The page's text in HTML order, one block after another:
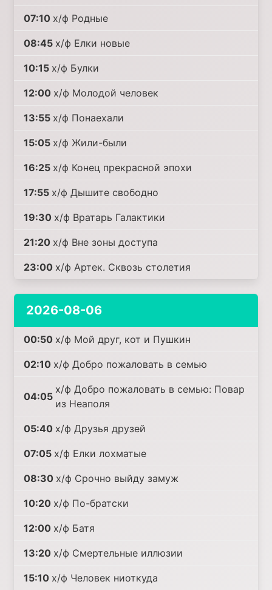
07:10 х/ф Родные
08:45 х/ф Елки новые
10:15 х/ф Булки
12:00 х/ф Молодой человек
13:55 х/ф Понаехали
15:05 х/ф Жили-были
16:25 х/ф Конец прекрасной эпохи
17:55 х/ф Дышите свободно
19:30 х/ф Вратарь Галактики
21:20 х/ф Вне зоны доступа
23:00 х/ф Артек. Сквозь столетия
2026-08-06
00:50 х/ф Мой друг, кот и Пушкин
02:10 х/ф Добро пожаловать в семью
04:05
х/ф Добро пожаловать в семью: Повар
из Неаполя
05:40 х/ф Друзья друзей
07:05 х/ф Елки лохматые
08:30 х/ф Срочно выйду замуж
10:20 х/ф По-братски
12:00 х/ф Батя
13:20 х/ф Смертельные иллюзии
15:10 х/ф Человек ниоткуда